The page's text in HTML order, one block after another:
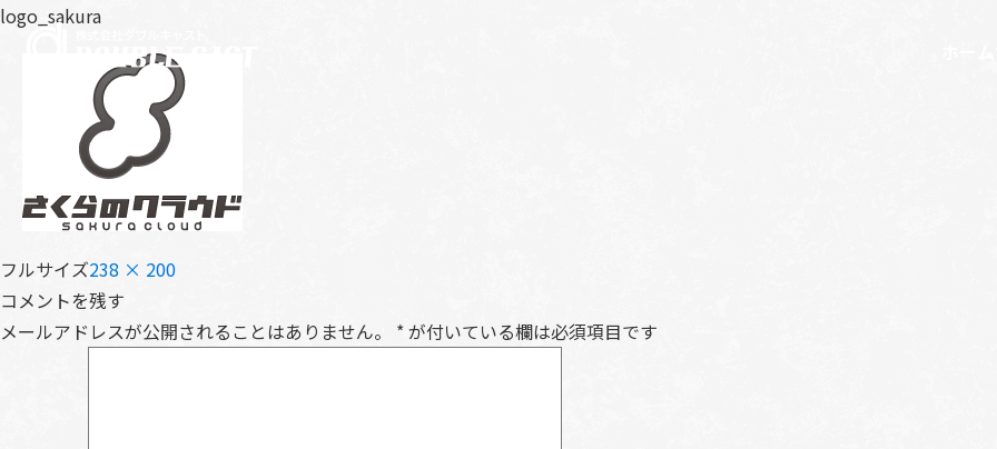
logo_sakura
フルサイズ238 × 200
コメントを残す
メールアドレスが公開されることはありません。
*が付いている欄は必須項目です